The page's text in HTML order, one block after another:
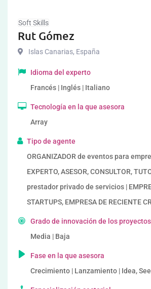
Soft Skills
Rut Gómez
Islas Canarias, España
Idioma del experto
Francés | Inglés | Italiano
Tecnología en la que asesora
Array
Tipo de agente
ORGANIZADOR de eventos para
EXPERTO, ASESOR, CONSULTOR,
prestador privado de servicios |
STARTUPS, EMPRESA DE RECIENTE
Grado de innovación de los
Media | Baja
Fase en la que asesora
Crecimiento | Lanzamiento | Idea,